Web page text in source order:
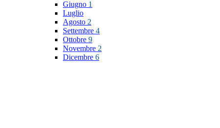
Giugno 1
Luglio
Agosto 2
Settembre 4
Ottobre 9
Novembre 2
Dicembre 6